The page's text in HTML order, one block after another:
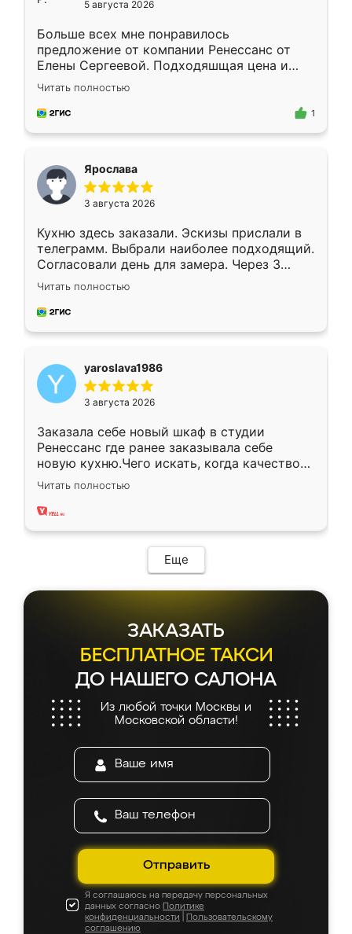
5 августа 2026
Больше всех мне понравилось
предложение от компании Ренессанс от
Елены Сергеевой. Подходяшщая цена и
короткие сроки изготовления. Приехавший
для замера сотрудник Владислав
предложил по моему эскизу самый
Читать полностью
1
Ярослава
3 августа 2026
Кухню здесь заказали. Эскизы прислали в
телеграмм. Выбрали наиболее подходящий.
Согласовали день для замера. Через 3
недели кухня была уже готова. Остались
довольны работой. Спасибо Ренессанс
мебель за качественную работу!
Читать полностью
yaroslava1986
3 августа 2026
Заказала себе новый шкаф в студии
Ренессанс где ранее заказывала себе
новую кухню.Чего искать, когда качеством
вполне довольна. Служит кухня уже почти
два года, нареканий нет.
Читать полностью
Еще
ЗАКАЗАТЬ
БЕСПЛАТНОЕ ТАКСИ
ДО НАШЕГО САЛОНА
Из любой точки Москвы и
Московской области!
Отправить
Я соглашаюсь на передачу персональных
данных согласно Политике
конфиденциальности
Пользовательскому
соглашению